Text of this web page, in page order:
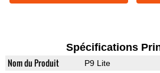
Spécifications
Nom du Produit P9 Lite